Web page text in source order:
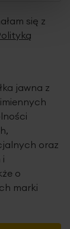
płasko
suszarce
się z
jawna z
oraz
i
o
marki